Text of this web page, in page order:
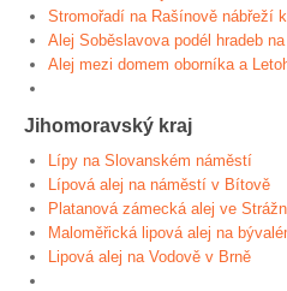
Stromořadí na Rašínově nábřeží
Alej Soběslavova podél hradeb
Alej mezi domem oborníka a
Jihomoravský kraj
Lípy na Slovanském náměstí
Lípová alej na náměstí v Bítově
Platanová zámecká alej ve
Maloměřická lipová alej na
Lipová alej na Vodově v Brně